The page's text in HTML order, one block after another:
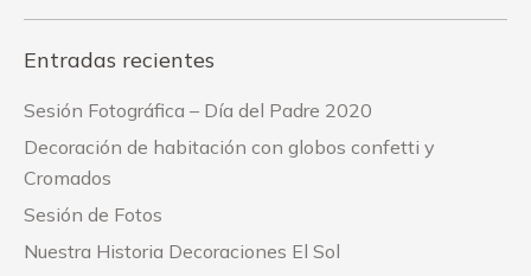
Entradas recientes
Sesión Fotográfica – Día del Padre 2020
Decoración de habitación con globos confetti y
Cromados
Sesión de Fotos
Nuestra Historia Decoraciones El Sol